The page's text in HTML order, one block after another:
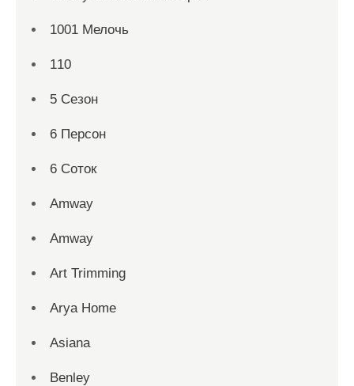
1001 Мелочь
110
5 Сезон
6 Персон
6 Соток
Amway
Amway
Art Trimming
Arya Home
Asiana
Benley